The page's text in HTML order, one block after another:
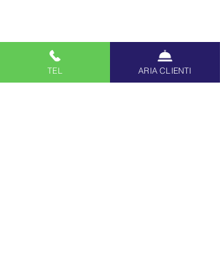
TEL ARIA CLIENTI